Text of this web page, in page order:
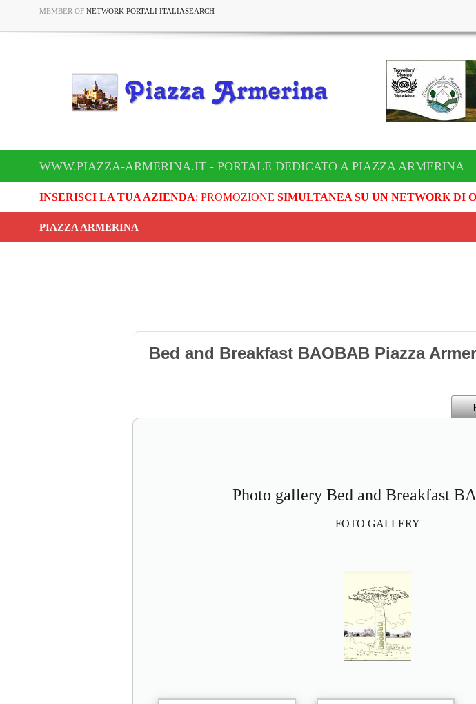
MEMBER OF NETWORK PORTALI ITALIASEARCH
WWW.PIAZZA-ARMERINA.IT - PORTALE DEDICATO A PIAZZA ARMERINA
INSERISCI LA TUA AZIENDA: PROMOZIONE SIMULTANEA SU UN NETWORK DI
PIAZZA ARMERINA
Bed and Breakfast BAOBAB Piazza
Photo gallery Bed and Breakfast
FOTO GALLERY